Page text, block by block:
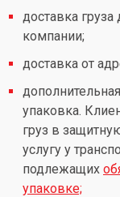
доставка груза
компании;
доставка от
упаковка.
груз в
услугу у
подлежащих
упаковке;